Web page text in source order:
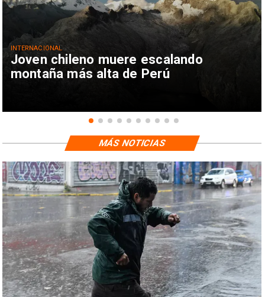
Joven chileno muere escalando
montaña más alta de Perú
INTERNACIONAL
MÁS NOTICIAS